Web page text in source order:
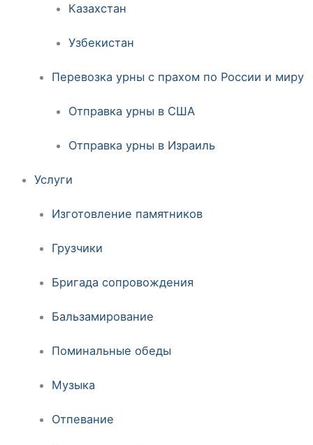
Казахстан
Узбекистан
Перевозка урны с прахом по России и миру
Отправка урны в США
Отправка урны в Израиль
Услуги
Изготовление памятников
Грузчики
Бригада сопровождения
Бальзамирование
Поминальные обеды
Музыка
Отпевание